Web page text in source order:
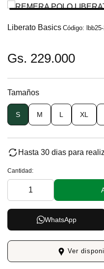
Liberato Basics Código:
Gs. 229.000
Tamaños
S M L XL
Hasta 30 dias para
Cantidad:
WhatsApp
Ver